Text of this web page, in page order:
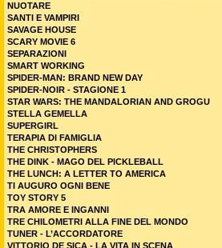
NUOTARE
SANTI E VAMPIRI
SAVAGE HOUSE
SCARY MOVIE 6
SEPARAZIONI
SMART WORKING
SPIDER-MAN: BRAND NEW DAY
SPIDER-NOIR - STAGIONE 1
STAR WARS: THE MANDALORIAN AND GROGU
STELLA GEMELLA
SUPERGIRL
TERAPIA DI FAMIGLIA
THE CHRISTOPHERS
THE DINK - MAGO DEL PICKLEBALL
THE LUNCH: A LETTER TO AMERICA
TI AUGURO OGNI BENE
TOY STORY 5
TRA AMORE E INGANNI
TRE CHILOMETRI ALLA FINE DEL MONDO
TUNER - L’ACCORDATORE
VITTORIO DE SICA - LA VITA IN SCENA